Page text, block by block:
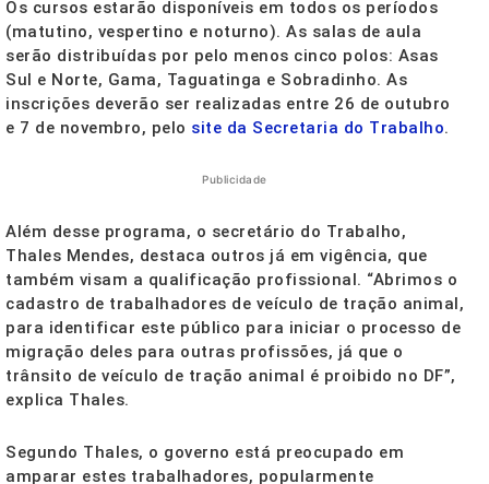
Os cursos estarão disponíveis em todos os períodos
(matutino, vespertino e noturno). As salas de aula
serão distribuídas por pelo menos cinco polos: Asas
Sul e Norte, Gama, Taguatinga e Sobradinho. As
inscrições deverão ser realizadas entre 26 de outubro
e 7 de novembro, pelo site da Secretaria do Trabalho.
Publicidade
Além desse programa, o secretário do Trabalho,
Thales Mendes, destaca outros já em vigência, que
também visam a qualificação profissional. “Abrimos o
cadastro de trabalhadores de veículo de tração animal,
para identificar este público para iniciar o processo de
migração deles para outras profissões, já que o
trânsito de veículo de tração animal é proibido no DF”,
explica Thales.
Segundo Thales, o governo está preocupado em
amparar estes trabalhadores, popularmente